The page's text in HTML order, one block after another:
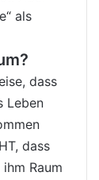
als
dass
Leben
dass
Raum